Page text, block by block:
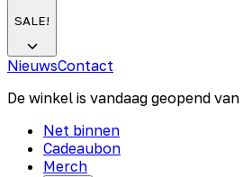
SALE!
NieuwsContact
De winkel is vandaag geopend van
Net binnen
Cadeaubon
Merch